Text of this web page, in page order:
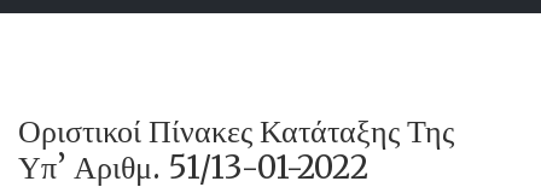
Οριστικοί Πίνακες Κατάταξης Της
Υπ’ Αριθμ. 51/13-01-2022